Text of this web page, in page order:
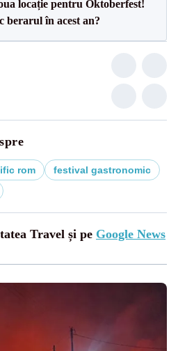
locație pentru Oktoberfest!
berarul în acest an?
rom
festival gastronomic
Travel și pe Google News